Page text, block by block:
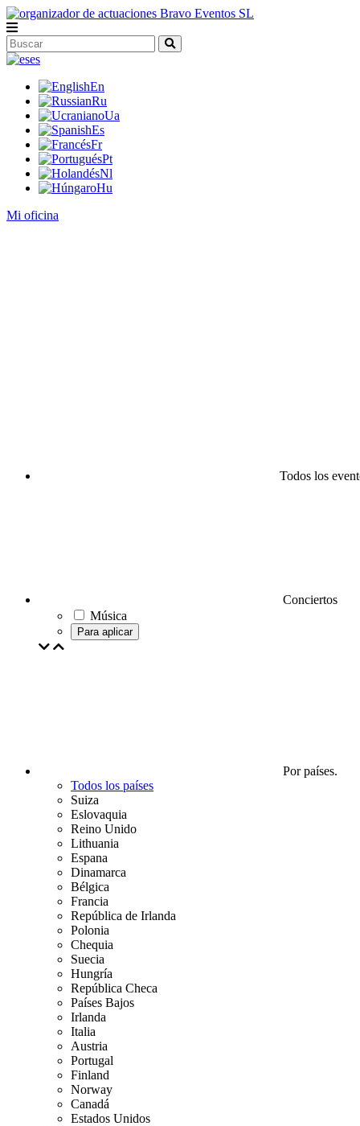
es
En
Ru
Ua
Es
Fr
Pt
Nl
Hu
Mi oficina
Todos los
Conciertos
Música
Para aplicar
Por países.
Todos los países
Suiza
Eslovaquia
Reino Unido
Lithuania
Espana
Dinamarca
Bélgica
Francia
República de Irlanda
Polonia
Chequia
Suecia
Hungría
República Checa
Países Bajos
Irlanda
Italia
Austria
Portugal
Finland
Norway
Canadá
Estados Unidos